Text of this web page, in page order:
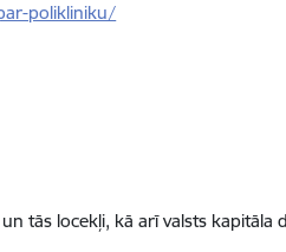
polikliniku/
tās locekļi, kā arī valsts kapitāla